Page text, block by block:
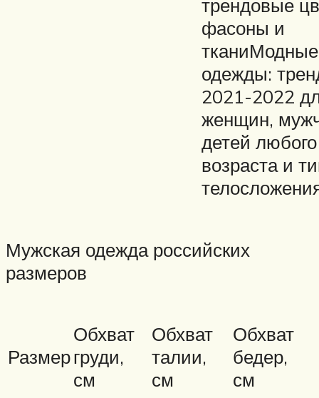
трендовые
фасоны и
одежды:
2021-2022
женщин,
детей любого
возраста и
Мужская одежда российских
размеров
Размер
Обхват
груди,
см
Обхват
талии,
см
Обхват
бедер,
см